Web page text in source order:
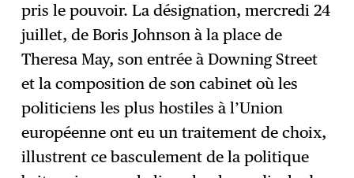
pris le pouvoir. La désignation, mercredi 24
juillet, de Boris Johnson à la place de
Theresa May, son entrée à Downing Street
et la composition de son cabinet où les
politiciens les plus hostiles à l’Union
européenne ont eu un traitement de choix,
illustrent ce basculement de la politique